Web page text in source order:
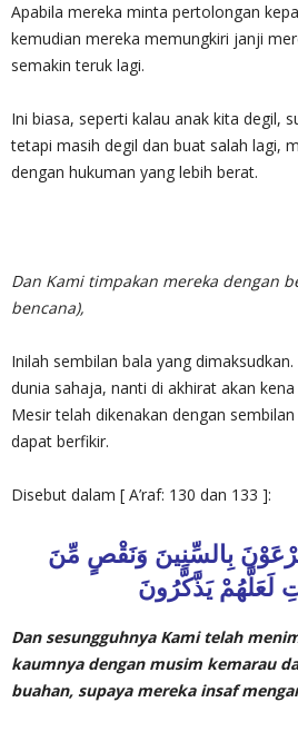
Apabila mereka minta pertolongan
kemudian mereka memungkiri janji
semakin teruk lagi.
Ini biasa, seperti kalau anak kita degil,
tetapi masih degil dan buat salah lagi,
dengan hukuman yang lebih berat.
Dan Kami timpakan mereka dengan
bencana),
Inilah sembilan bala yang
dunia sahaja, nanti di akhirat akan
Mesir telah dikenakan dengan
dapat berfikir.
Disebut dalam [ A’raf: 130 dan 133 ]:
لَعَلَّهُمْ يَذَّكَّرُونَ
Dan sesungguhnya Kami telah
kaumnya dengan musim kemarau
buahan, supaya mereka insaf